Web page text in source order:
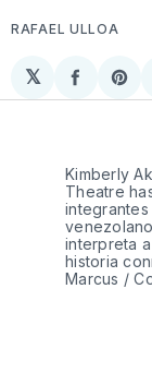
RAFAEL ULLOA
𝕏
en
on
Kimberly
Theatre
interpreta
historia
Marcus /